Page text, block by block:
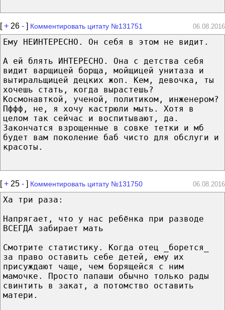
[+ 26 - ] Комментировать цитату №131751 06.08.2016
Ему НЕИНТЕРЕСНО. Он себя в этом не видит.
А ей блять ИНТЕРЕСНО. Она с детства себя
видит варщицей борща, мойщицей унитаза и
вытиральщицей децких жоп. Кем, девочка, ты
хочешь стать, когда вырастешь?
Космонавткой, ученой, политиком, инженером?
Пффф, не, я хочу кастрюли мыть. Хотя в
целом так сейчас и воспитывают, да.
Закончатся взрощенные в совке тетки и мб
будет вам поколение баб чисто для обслуги и
красоты.
[+ 25 - ] Комментировать цитату №131750 06.08.2016
Ха три раза:
Напрягает, что у нас ребёнка при разводе
ВСЕГДА забирает мать
Смотрите статистику. Когда отец _борется_
за право оставить себе детей, ему их
присуждают чаще, чем борящейся с ним
мамочке. Просто папаши обычно только рады
свинтить в закат, а потомство оставить
матери.